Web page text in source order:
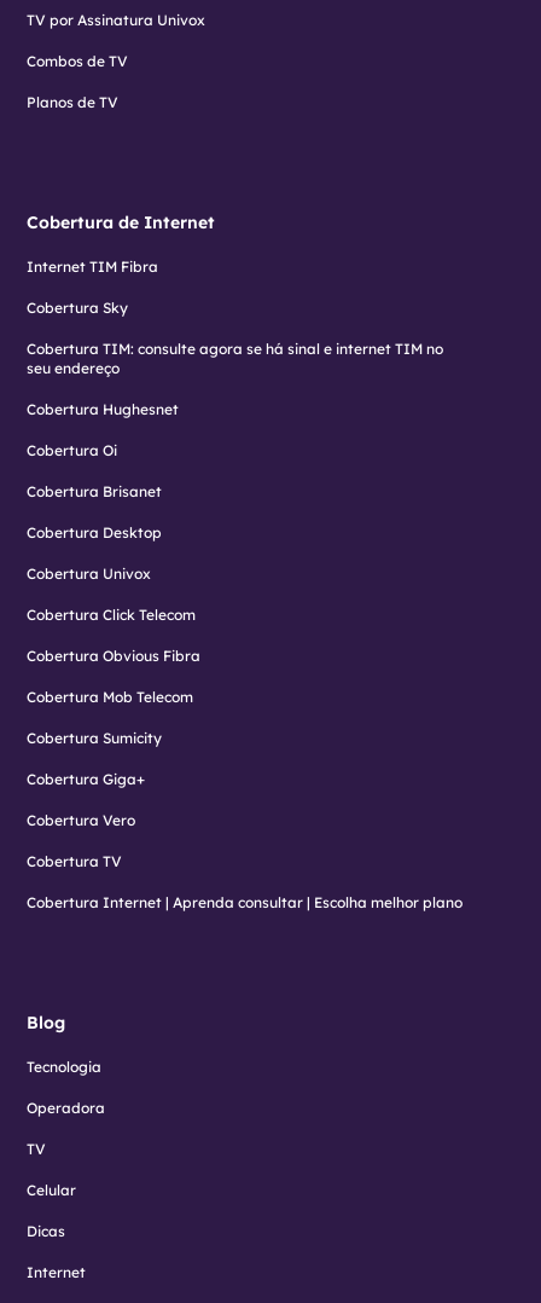
TV por Assinatura Univox
Combos de TV
Planos de TV
Cobertura de Internet
Internet TIM Fibra
Cobertura Sky
Cobertura TIM: consulte agora se há sinal e internet TIM no
seu endereço
Cobertura Hughesnet
Cobertura Oi
Cobertura Brisanet
Cobertura Desktop
Cobertura Univox
Cobertura Click Telecom
Cobertura Obvious Fibra
Cobertura Mob Telecom
Cobertura Sumicity
Cobertura Giga+
Cobertura Vero
Cobertura TV
Cobertura Internet | Aprenda consultar | Escolha melhor plano
Blog
Tecnologia
Operadora
TV
Celular
Dicas
Internet